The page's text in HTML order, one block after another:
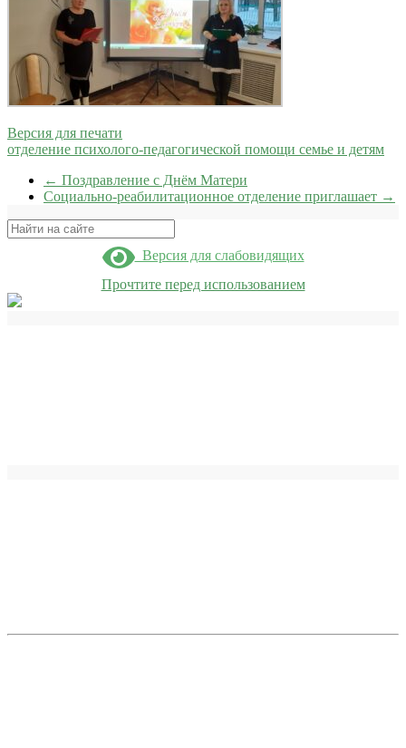
Версия для печати
отделение психолого-педагогической помощи семье и детям
← Поздравление с Днём Матери
Социально-реабилитационное отделение приглашает →
Поиск
Версия для слабовидящих
Прочтите перед использованием